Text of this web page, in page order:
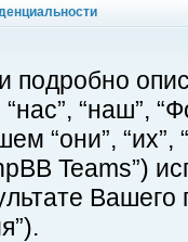
подробно
“наш”,
“они”, “их”,
Teams”)